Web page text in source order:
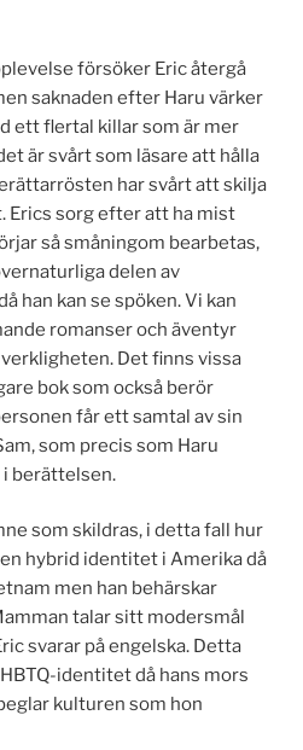
försöker Eric återgå
saknaden efter Haru värker
ett flertal killar som är mer
är svårt som läsare att hålla
har svårt att skilja
Erics sorg efter att ha mist
så småningom bearbetas,
delen av
han kan se spöken. Vi kan
romanser och äventyr
Det finns vissa
bok som också berör
får ett samtal av sin
som precis som Haru
berättelsen.
som skildras, i detta fall hur
hybrid identitet i Amerika då
men han behärskar
talar sitt modersmål
svarar på engelska. Detta
identitet då hans mors
kulturen som hon